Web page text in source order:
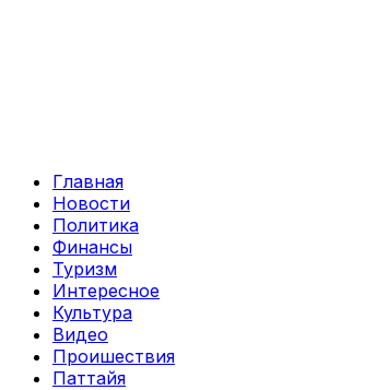
Главная
Новости
Политика
Финансы
Туризм
Интересное
Культура
Видео
Проишествия
Паттайя